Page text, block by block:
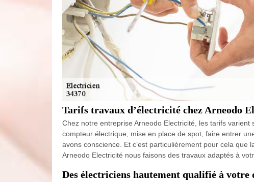
Tarifs travaux d’électricité chez Arneodo
Chez notre entreprise Arneodo Electricité, les tarifs
compteur électrique, mise en place de spot, faire entrer
avons conscience. Et c’est particulièrement pour cela
Arneodo Electricité nous faisons des travaux adaptés à
Des électriciens hautement qualifié à votre